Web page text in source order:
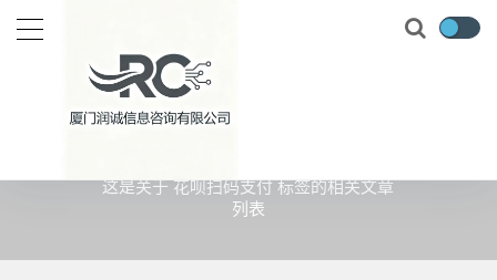
关于花呗扫码支付
这是关于 花呗扫码支付 标签的相关文章
列表